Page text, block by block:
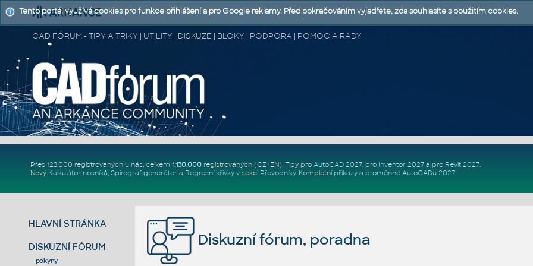
CAD FÓRUM - TIPY A TRIKY | UTILITY | DISKUZE | BLOKY | PODPORA | POMOC A RADY
Přes 123.000 registrovaných u nás, celkem 1.130.000registrovaných (CZ+EN). Tipy pro AutoCAD 2027, pro Inventor 2027a pro Revit 2027.
Nový Kalkulátor nosníků, Spirograf generátor a Regresní křivkyv sekci Převodníky. Kompletní příkazya proměnné AutoCADu 2027.
HLAVNÍ STRÁNKA
DISKUZNÍ FÓRUM
pokyny
Diskuzní fórum, poradna
Tento portál využívá cookies pro funkce přihlášení a pro Google reklamy. Před pokračováním vyjadřete, zda souhlasíte s použitím cookies.